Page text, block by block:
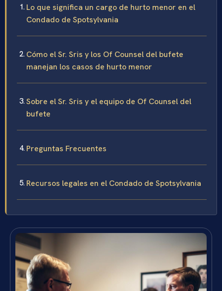
Lo que significa un cargo de hurto menor en el
Condado de Spotsylvania
Cómo el Sr. Sris y los Of Counsel del bufete
manejan los casos de hurto menor
Sobre el Sr. Sris y el equipo de Of Counsel del
bufete
Preguntas Frecuentes
Recursos legales en el Condado de Spotsylvania